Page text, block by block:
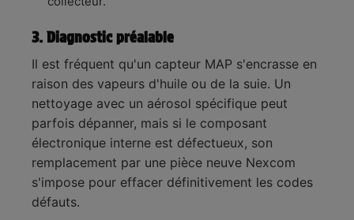
3. Diagnostic préalable
Il est fréquent qu'un capteur MAP s'encrasse en
raison des vapeurs d'huile ou de la suie. Un
nettoyage avec un aérosol spécifique peut
parfois dépanner, mais si le composant
électronique interne est défectueux, son
remplacement par une pièce neuve Nexcom
s'impose pour effacer définitivement les codes
défauts.